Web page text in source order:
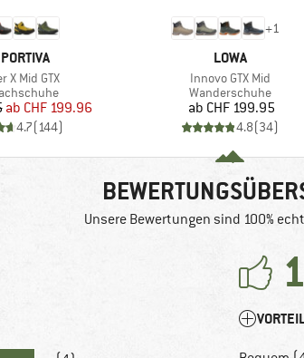
X Mid GTX
Preis
reduzierter Preis
ab CHF 199.96
4.7( 144)
+1
MARKE
LOWA
Artikel
Innovo GTX Mid
Produktgruppe
Wanderschuhe
Preis
ab CHF 199.95
4.8(34)
Unsere Bewertungen sind 100%